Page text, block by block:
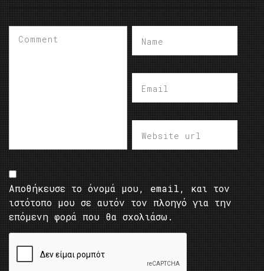
Αποθήκευσε το όνομά μου, email, και τον
ιστότοπο μου σε αυτόν τον πλοηγό για την
επόμενη φορά που θα σχολιάσω.